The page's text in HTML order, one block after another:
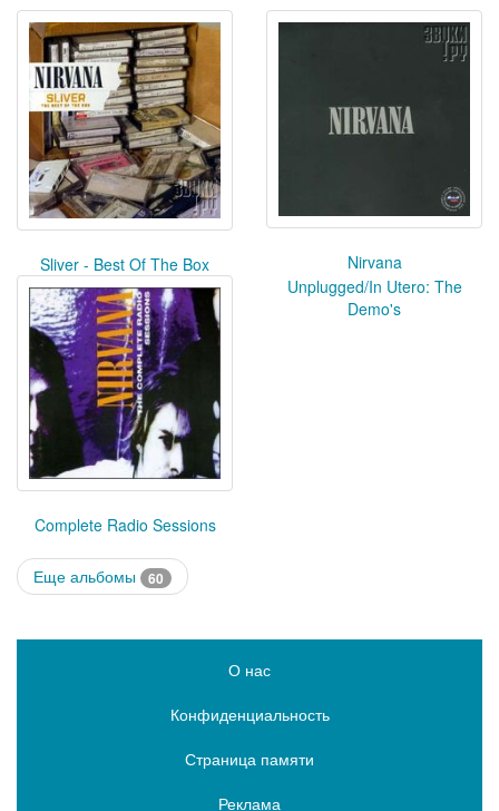
Sliver - Best Of The Box Nirvana
Complete Radio Sessions
Unplugged/In Utero: The
Demo's
Еще альбомы 60
О нас
Конфиденциальность
Страница памяти
Реклама